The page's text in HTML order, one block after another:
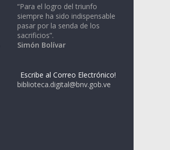
“Para el logro del triunfo
siempre ha sido indispensable
pasar por la senda de los
sacrificios”.
Simón Bolívar
Escribe al Correo Electrónico!
biblioteca.digital@bnv.gob.ve